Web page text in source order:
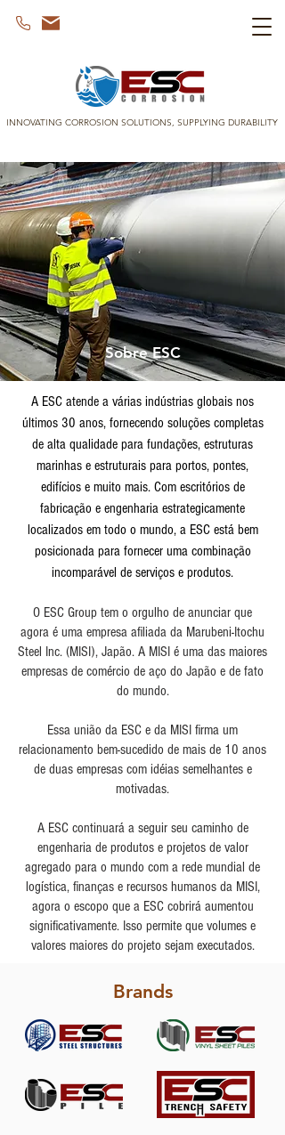
INNOVATING CORROSION SOLUTIONS, SUPPLYING DURABILITY
Sobre ESC
A ESC atende a várias indústrias globais nos
últimos 30 anos, fornecendo soluções completas
de alta qualidade para fundações, estruturas
marinhas e estruturais para portos, pontes,
edifícios e muito mais. Com escritórios de
fabricação e engenharia estrategicamente
localizados em todo o mundo, a ESC está bem
posicionada para fornecer uma combinação
incomparável de serviços e produtos.
O ESC Group tem o orgulho de anunciar que
agora é uma empresa afiliada da Marubeni-Itochu
Steel Inc. (MISI), Japão. A MISI é uma das maiores
empresas de comércio de aço do Japão e de fato
do mundo.
Essa união da ESC e da MISI firma um
relacionamento bem-sucedido de mais de 10 anos
de duas empresas com idéias semelhantes e
motivadas.
A ESC continuará a seguir seu caminho de
engenharia de produtos e projetos de valor
agregado para o mundo com a rede mundial de
logística, finanças e recursos humanos da MISI,
agora o escopo que a ESC cobrirá aumentou
significativamente. Isso permite que volumes e
valores maiores do projeto sejam executados.
Brands